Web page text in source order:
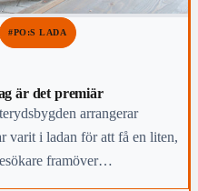
#PO:S LADA
är det premiär
arrangerar
varit i ladan för att få en liten,
framöver…